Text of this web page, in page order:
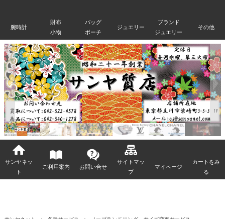
腕時計
財布
小物
バッグ
ポーチ
ジュエリー
ブランド
ジュエリー
その他
サンヤネッ
ト
ご利用案内 お問い合せ
サイトマッ
プ
マイページ
カートをみ
る